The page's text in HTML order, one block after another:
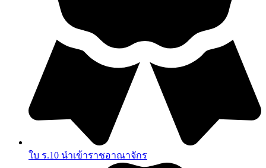
ใบ ร.10 นำเข้าราชอาณาจักร